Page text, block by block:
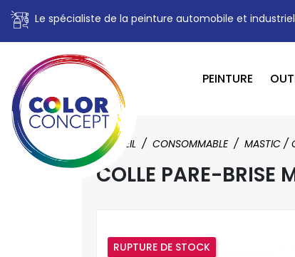
Le spécialiste de la peinture automobile et
PEINTURE
ACCUEIL CONSOMMABLE MASTIC /
COLLE PARE-BRISE
RUPTURE DE STOCK